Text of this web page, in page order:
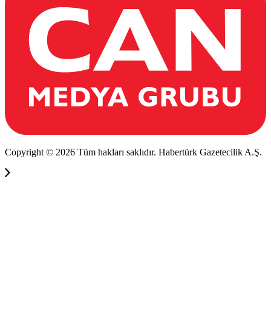
Copyright © 2026 Tüm hakları saklıdır. Habertürk Gazetecilik A.Ş.